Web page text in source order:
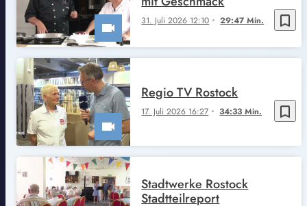
bookmark_border
31. Juli 2026 12:10 29:47 Min.
bookmark_border
17. Juli 2026 16:27 34:33 Min.
Regio TV Rostock
Stadtwerke Rostock
Stadtteilreport